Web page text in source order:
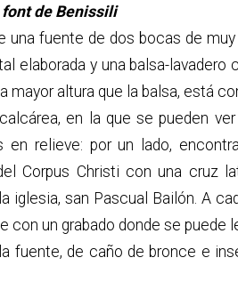
font de Benissili
una fuente de dos bocas de
elaborada y una balsa-
mayor altura que la balsa, está
en la que se pueden
en relieve: por un lado,
Corpus Christi con una cruz
iglesia, san Pascual Bailón. A
con un grabado donde se puede
fuente, de caño de bronce e